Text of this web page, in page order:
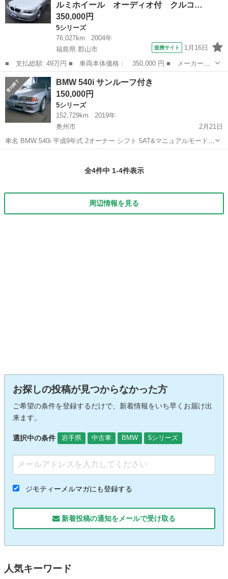
ルミホイール オーディオ付 クルコ…
350,000円
5シリーズ
76,027km
2004年
福島県 郡山市
提携サイト 1月16日
■ 支払総額: 49万円 ■ 車両本体価格： 350,000 円 ■ メーカー
名： ＢＭＷ ■ 車種名： ５シリーズ ■ グレード名： ５２５
ｉ サンルーフ アルミホイール オーディオ付 クルコン エアコ
ン Ｂｌｕｅｔｏｏ...
福島 郡山市 5シリーズ
BMW 540i サンルーフ付き
150,000円
5シリーズ
152,729km
2019年
奥州市
2月21日
車名 BMW 540i 平成9年式 2オーナー シフト 5AT&マニュアルモード付
き 正規ディーラー車 シルバーメタリック サンルーフ付き 革シート&
全4件中 1-4件表示
周辺情報を見る
お探しの投稿が見つからなかった方
ご希望の条件を登録するだけで、新着情報をいち早くお届け出
来ます。
選択中の条件 岩手県 中古車 BMW 5シリーズ
ジモティーメルマガにも登録する
新着投稿の通知をメールで受け取る
人気キーワード